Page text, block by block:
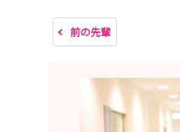
前の先輩